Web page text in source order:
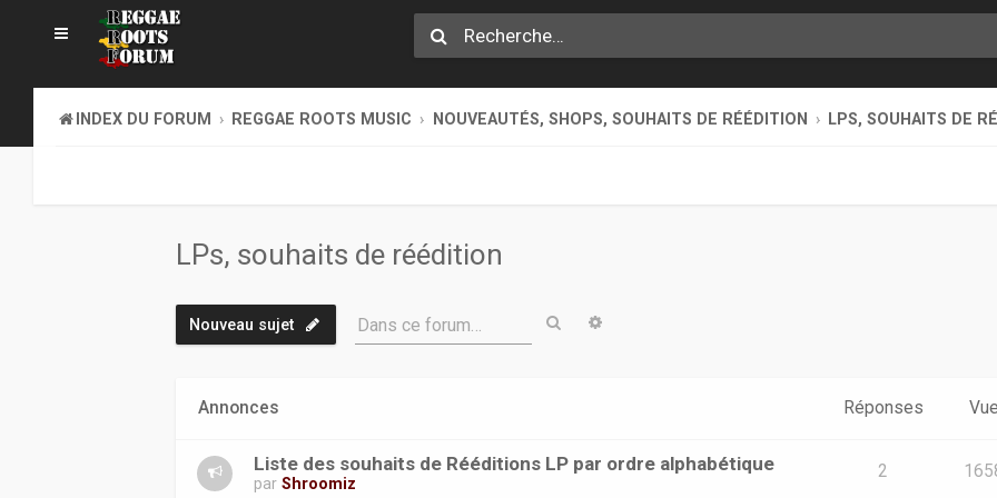
INDEX DU FORUM REGGAE ROOTS MUSIC NOUVEAUTÉS, SHOPS, SOUHAITS DE RÉÉDITION LPS, SOUHAITS DE
LPs, souhaits de réédition
Nouveau sujet Dans ce forum… Rechercher
Annonces Réponses
Liste des souhaits de Rééditions LP par ordre alphabétique
parShroomiz
2